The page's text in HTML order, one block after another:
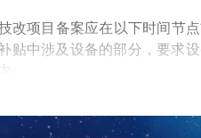
项目备案应在以下时间节点
中涉及设备的部分，要求
。